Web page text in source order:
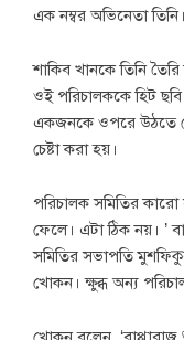
এক নম্বর অভিনেতা
শাকিব খানকে তিনি
ওই পরিচালককে হিট
একজনকে ওপরে উঠতে
চেষ্টা করা হয়।
পরিচালক সমিতির কারো
ফেলে। এটা ঠিক নয়। ’
সমিতির সভাপতি
খোকন। ক্ষুব্ধ অন্য